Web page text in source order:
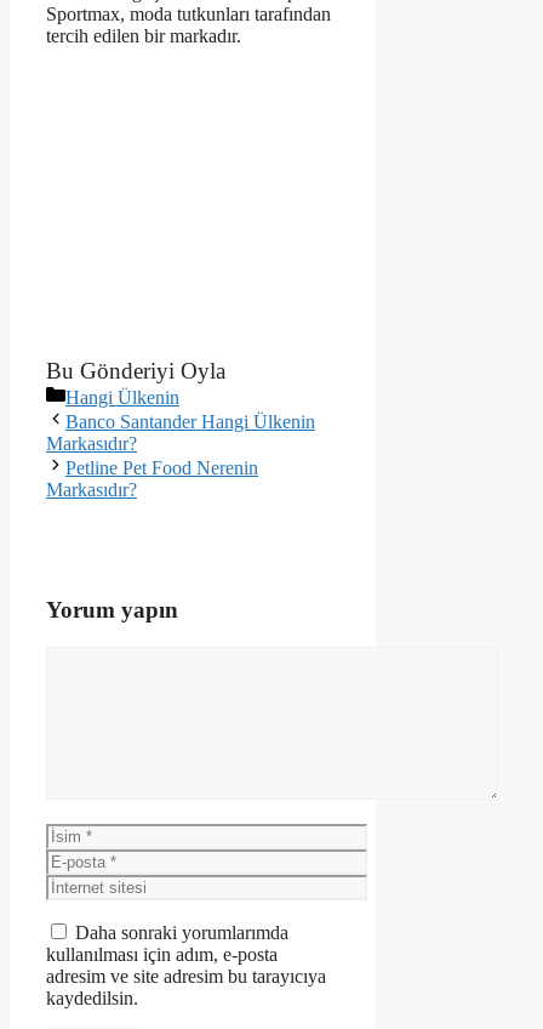
Sportmax, moda tutkunları tarafından
tercih edilen bir markadır.
Bu Gönderiyi Oyla
Kategoriler
Hangi Ülkenin
Banco Santander Hangi Ülkenin
Markasıdır?
Petline Pet Food Nerenin
Markasıdır?
Yorum yapın
İsim
E-
posta
İnternet
sitesi
Daha sonraki yorumlarımda
kullanılması için adım, e-posta
adresim ve site adresim bu tarayıcıya
kaydedilsin.